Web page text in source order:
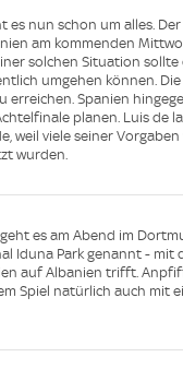
es nun schon um alles.
am kommenden
solchen Situation
umgehen können. Die
erreichen. Spanien
planen. Luis de
weil viele seiner Vorgaben
wurden.
es am Abend im
Iduna Park genannt - mit
auf Albanien trifft.
Spiel natürlich auch mit